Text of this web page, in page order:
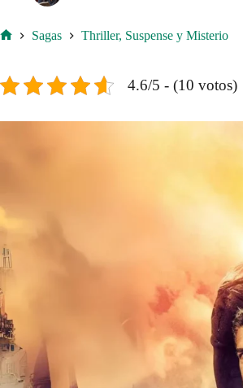
Sagas Thriller, Suspense y Misterio
4.6/5 - (10 votos)